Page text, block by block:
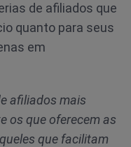
de afiliados que
quanto para seus
em
afiliados mais
os que oferecem as
que facilitam